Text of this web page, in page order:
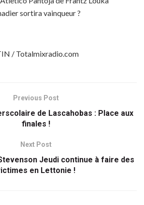
sortira vainqueur ?
/ Totalmixradio.com
Previous Post
de Lascahobas : Place aux
finales !
Next Post
Jeudi continue à faire des
en Lettonie !